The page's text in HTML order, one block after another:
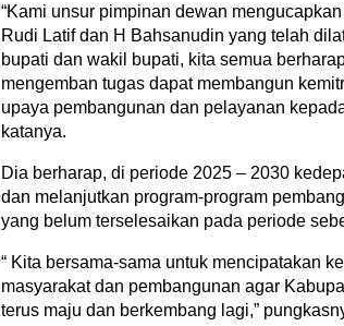
“Kami unsur pimpinan dewan
Rudi Latif dan H Bahsanudin yang telah
bupati dan wakil bupati, kita semua
mengemban tugas dapat membangun
upaya pembangunan dan pelayanan
katanya.
Dia berharap, di periode 2025 – 2030
dan melanjutkan program-program
yang belum terselesaikan pada periode
“ Kita bersama-sama untuk mencipatakan
masyarakat dan pembangunan agar
terus maju dan berkembang lagi,”